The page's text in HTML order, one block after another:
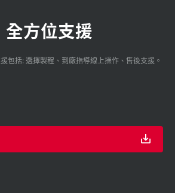
方位支援
包括: 選擇製程、到廠指導線上操作、售後支援。